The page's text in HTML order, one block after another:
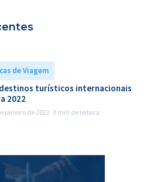
de Viagem
turísticos internacionais
2022
janeiro de 2022 3 min de leitura